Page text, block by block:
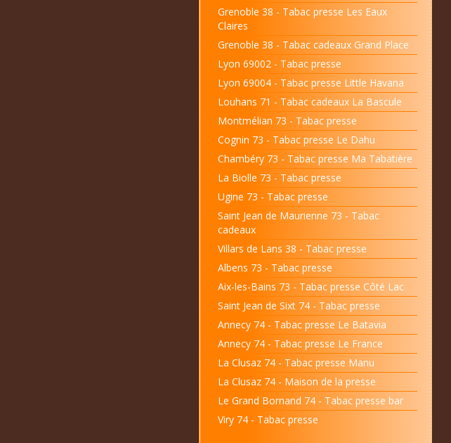
Grenoble 38 - Tabac presse Les Eaux
Claires
Grenoble 38 - Tabac cadeaux Grand Place
Lyon 69002 - Tabac presse
Lyon 69004 - Tabac presse Little Havana
Louhans 71 - Tabac cadeaux La Bascule
Montmélian 73 - Tabac presse
Cognin 73 - Tabac presse Le Dahu
Chambéry 73 - Tabac presse Ma Tabatière
La Biolle 73 - Tabac presse
Ugine 73 - Tabac presse
Saint Jean de Maurienne 73 - Tabac
cadeaux
Villars de Lans 38 - Tabac presse
Albens 73 - Tabac presse
Aix-les-Bains 73 - Tabac presse Côté Lac
Saint Jean de Sixt 74 - Tabac presse
Annecy 74 - Tabac presse Le Batavia
Annecy 74 - Tabac presse Le France
La Clusaz 74 - Tabac presse Manu
La Clusaz 74 - Maison de la presse
Le Grand Bornand 74 - Tabac presse bar
Viry 74 - Tabac presse